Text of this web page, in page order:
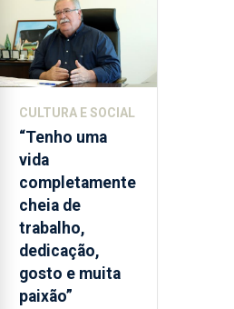
2022
e
2026.
A
ilha
das
Flores
apresenta
um
“decréscimo
significativo”
da
CPUE
entre
CULTURA E SOCIAL
“Tenho uma
vida
completamente
cheia de
trabalho,
dedicação,
gosto e muita
paixão”